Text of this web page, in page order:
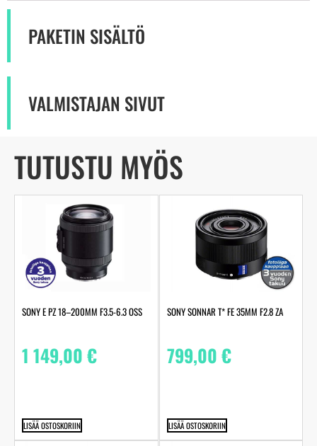
PAKETIN SISÄLTÖ
VALMISTAJAN SIVUT
TUTUSTU MYÖS
SONY E PZ 18–200MM F3.5-6.3 OSS
1 149,00€
LISÄÄ OSTOSKORIIN
SONY SONNAR T* FE 35MM F2.8 ZA
799,00€
LISÄÄ OSTOSKORIIN